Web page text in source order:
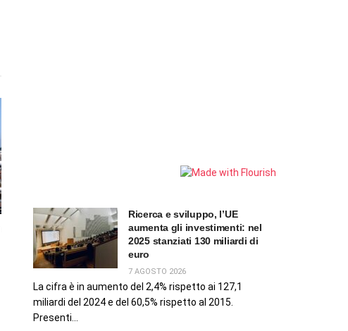
Ricerca e sviluppo, l’UE
aumenta gli investimenti: nel
2025 stanziati 130 miliardi di
euro
7 AGOSTO 2026
La cifra è in aumento del 2,4% rispetto ai 127,1
miliardi del 2024 e del 60,5% rispetto al 2015.
Presenti...